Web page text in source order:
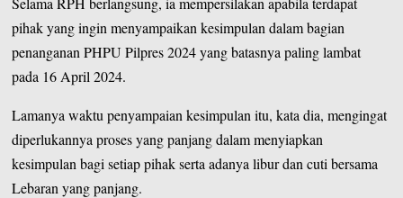
pihak yang ingin menyampaikan kesimpulan dalam bagian
penanganan PHPU Pilpres 2024 yang batasnya paling lambat
pada 16 April 2024.
Lamanya waktu penyampaian kesimpulan itu, kata dia, mengingat
diperlukannya proses yang panjang dalam menyiapkan
kesimpulan bagi setiap pihak serta adanya libur dan cuti bersama
Lebaran yang panjang.